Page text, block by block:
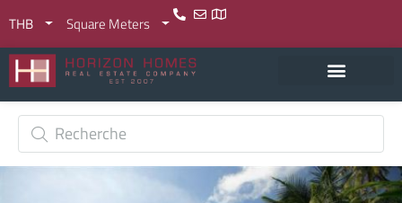
THB Square Meters